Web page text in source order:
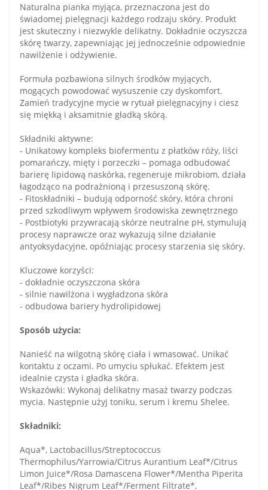
Naturalna pianka myjąca, przeznaczona jest do
świadomej pielęgnacji każdego rodzaju skóry. Produkt
jest skuteczny i niezwykle delikatny. Dokładnie oczyszcza
skórę twarzy, zapewniając jej jednocześnie odpowiednie
nawilżenie i odżywienie.
Formuła pozbawiona silnych środków myjących,
mogących powodować wysuszenie czy dyskomfort.
Zamień tradycyjne mycie w rytuał pielęgnacyjny i ciesz
się miękką i aksamitnie gładką skórą.
Składniki aktywne:
- Unikatowy kompleks biofermentu z płatków róży, liści
pomarańczy, mięty i porzeczki – pomaga odbudować
barierę lipidową naskórka, regeneruje mikrobiom, działa
łagodząco na podrażnioną i przesuszoną skórę.
- Fitoskładniki – budują odporność skóry, która chroni
przed szkodliwym wpływem środowiska zewnętrznego
- Postbiotyki przywracają skórze neutralne pH, stymulują
procesy naprawcze oraz wykazują silne działanie
antyoksydacyjne, opóźniając procesy starzenia się skóry.
Kluczowe korzyści:
- dokładnie oczyszczona skóra
- silnie nawilżona i wygładzona skóra
- odbudowa bariery hydrolipidowej
Sposób użycia:
Nanieść na wilgotną skórę ciała i wmasować. Unikać
kontaktu z oczami. Po umyciu spłukać. Efektem jest
idealnie czysta i gładka skóra.
Wskazówki: Wykonaj delikatny masaż twarzy podczas
mycia. Następnie użyj toniku, serum i kremu Shelee.
Składniki:
Aqua*, Lactobacillus/Streptococcus
Thermophilus/Yarrowia/Citrus Aurantium Leaf*/Citrus
Limon Juice*/Rosa Damascena Flower*/Mentha Piperita
Leaf*/Ribes Nigrum Leaf*/Ferment Filtrate*,